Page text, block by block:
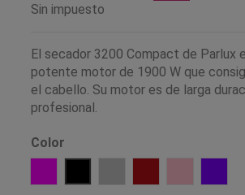
Sin impuesto
El secador 3200 Compact de Parlux
potente motor de 1900 W que
el cabello. Su motor es de larga
profesional.
Color